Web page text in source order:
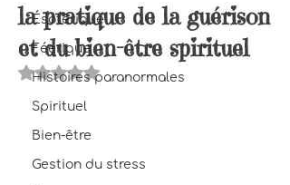
Ésotérique
Féerique
Histoires paranormales
Spirituel
Bien-être
Gestion du stress
la pratique de la guérison
et du bien-être spirituel
Noté NaN étoiles sur 5.